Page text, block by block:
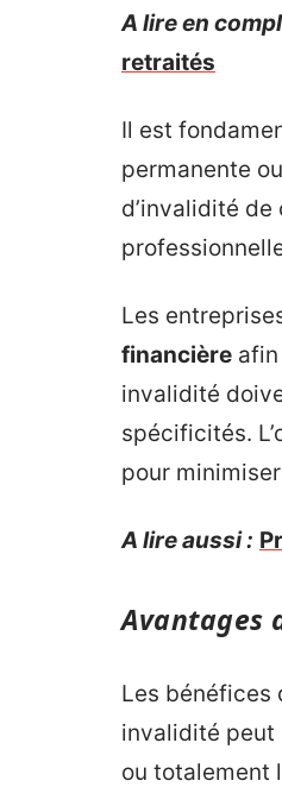
A lire en
retraités
Il est
permanente
d’invalidité
Les
financière
invalidité
spécificités.
pour
A lire aussi :
Avantages
Les bénéfices
invalidité peut
ou totalement